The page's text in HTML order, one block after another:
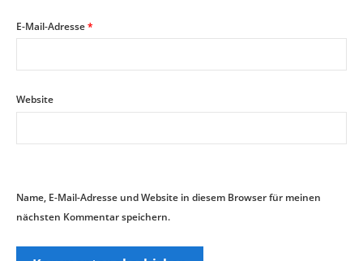
E-Mail-Adresse*
Website
Name, E-Mail-Adresse und Website in diesem Browser für meinen
nächsten Kommentar speichern.